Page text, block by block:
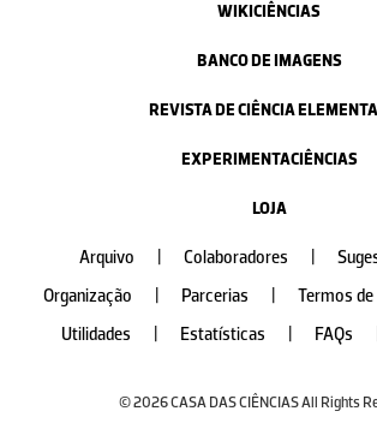
WIKICIÊNCIAS
BANCO DE IMAGENS
REVISTA DE CIÊNCIA
EXPERIMENTACIÊNCIAS
LOJA
Arquivo Colaboradores
Organização
Parcerias Termos
Utilidades
Estatísticas FAQs
© 2026 CASA DAS CIÊNCIAS All Rights